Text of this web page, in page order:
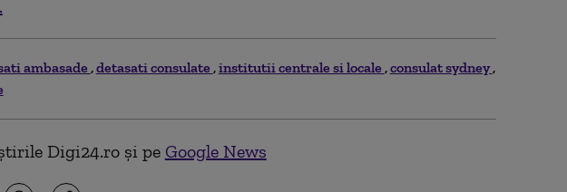
ambasade detasati consulate institutii centrale si locale consulat sydney
Digi24.ro și pe Google News